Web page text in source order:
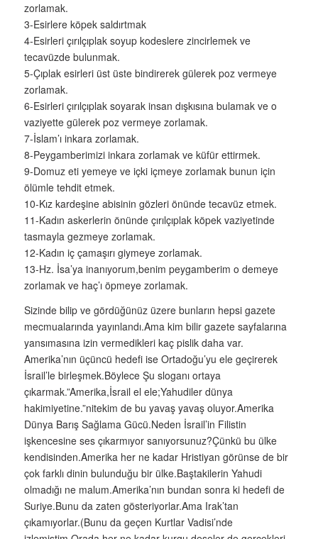
zorlamak.
3-Esirlere köpek saldırtmak
4-Esirleri çırılçıplak soyup kodeslere zincirlemek ve
tecavüzde bulunmak.
5-Çıplak esirleri üst üste bindirerek gülerek poz vermeye
zorlamak.
6-Esirleri çırılçıplak soyarak insan dışkısına bulamak ve o
vaziyette gülerek poz vermeye zorlamak.
7-İslam’ı inkara zorlamak.
8-Peygamberimizi inkara zorlamak ve küfür ettirmek.
9-Domuz eti yemeye ve içki içmeye zorlamak bunun için
ölümle tehdit etmek.
10-Kız kardeşine abisinin gözleri önünde tecavüz etmek.
11-Kadın askerlerin önünde çırılçıplak köpek vaziyetinde
tasmayla gezmeye zorlamak.
12-Kadın iç çamaşırı giymeye zorlamak.
13-Hz. İsa’ya inanıyorum,benim peygamberim o demeye
zorlamak ve haç’ı öpmeye zorlamak.
Sizinde bilip ve gördüğünüz üzere bunların hepsi gazete
mecmualarında yayınlandı.Ama kim bilir gazete sayfalarına
yansımasına izin vermedikleri kaç pislik daha var.
Amerika’nın üçüncü hedefi ise Ortadoğu’yu ele geçirerek
İsrail’le birleşmek.Böylece Şu sloganı ortaya
çıkarmak.”Amerika,İsrail el ele;Yahudiler dünya
hakimiyetine.”nitekim de bu yavaş yavaş oluyor.Amerika
Dünya Barış Sağlama Gücü.Neden İsrail’in Filistin
işkencesine ses çıkarmıyor sanıyorsunuz?Çünkü bu ülke
kendisinden.Amerika her ne kadar Hristiyan görünse de bir
çok farklı dinin bulunduğu bir ülke.Baştakilerin Yahudi
olmadığı ne malum.Amerika’nın bundan sonra ki hedefi de
Suriye.Bunu da zaten gösteriyorlar.Ama Irak’tan
çıkamıyorlar.(Bunu da geçen Kurtlar Vadisi’nde